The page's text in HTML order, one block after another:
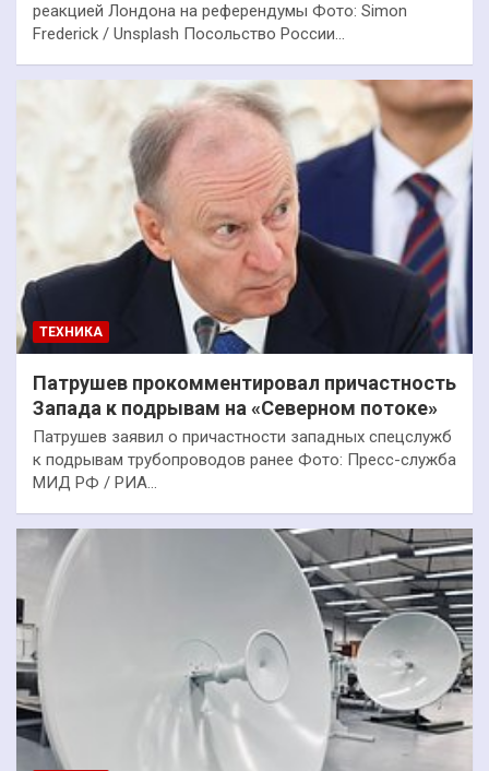
реакцией Лондона на референдумы Фото: Simon
Frederick / Unsplash Посольство России…
ТЕХНИКА
Патрушев прокомментировал причастность
Запада к подрывам на «Северном потоке»
Патрушев заявил о причастности западных спецслужб
к подрывам трубопроводов ранее Фото: Пресс-служба
МИД РФ / РИА…